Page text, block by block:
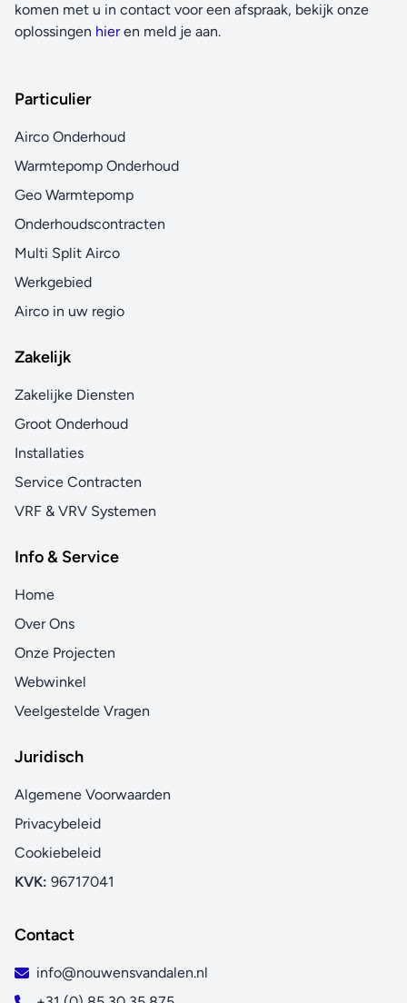
komen met u in contact voor een afspraak, bekijk onze
oplossingen hieren meld je aan.
Particulier
Airco Onderhoud
Warmtepomp Onderhoud
Geo Warmtepomp
Onderhoudscontracten
Multi Split Airco
Werkgebied
Airco in uw regio
Zakelijk
Zakelijke Diensten
Groot Onderhoud
Installaties
Service Contracten
VRF & VRV Systemen
Info & Service
Home
Over Ons
Onze Projecten
Webwinkel
Veelgestelde Vragen
Juridisch
Algemene Voorwaarden
Privacybeleid
Cookiebeleid
KVK: 96717041
Contact
info@nouwensvandalen.nl